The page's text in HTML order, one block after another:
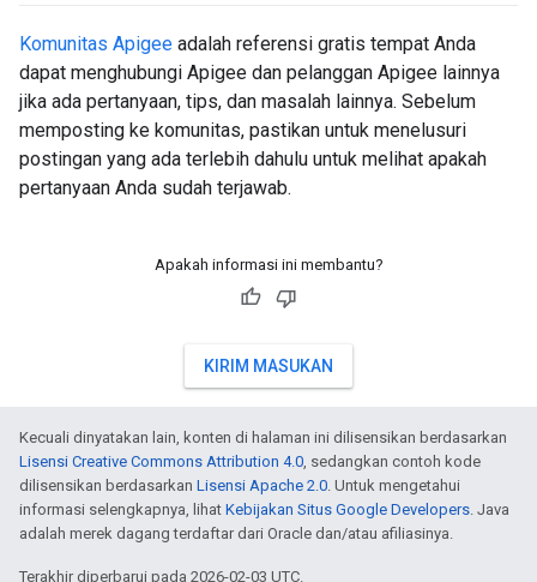
Komunitas Apigee adalah referensi gratis tempat Anda
dapat menghubungi Apigee dan pelanggan Apigee lainnya
jika ada pertanyaan, tips, dan masalah lainnya. Sebelum
memposting ke komunitas, pastikan untuk menelusuri
postingan yang ada terlebih dahulu untuk melihat apakah
pertanyaan Anda sudah terjawab.
Apakah informasi ini membantu?
KIRIM MASUKAN
Kecuali dinyatakan lain, konten di halaman ini dilisensikan berdasarkan
Lisensi Creative Commons Attribution 4.0, sedangkan contoh kode
dilisensikan berdasarkan Lisensi Apache 2.0. Untuk mengetahui
informasi selengkapnya, lihat Kebijakan Situs Google Developers. Java
adalah merek dagang terdaftar dari Oracle dan/atau afiliasinya.
Terakhir diperbarui pada 2026-02-03 UTC.